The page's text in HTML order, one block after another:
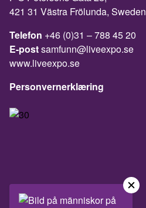
421 31 Västra Frölunda, Sweden
Telefon +46 (0)31 – 788 45 20
E-postsamfunn@liveexpo.se
www.liveexpo.se
Personvernerklæring